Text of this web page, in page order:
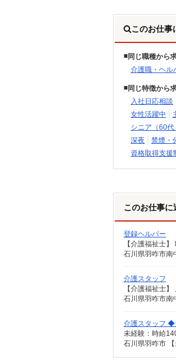
このお仕事
同じ職種から
介護職・ヘル
同じ特徴から
入社日応相談
女性活躍中
シニア（60代
深夜
禁煙・
資格取得支援
このお仕事に
登録ヘルパー
石川県羽咋市
介護スタッフ
石川県羽咋市
介護スタッフ ◆